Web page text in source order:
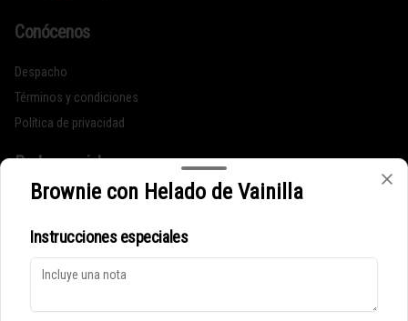
Conócenos
Despacho
Términos y condiciones
Política de privacidad
Redes sociales
Instagram
Mi cuenta
Iniciar sesión
Brownie con Helado de Vainilla
Instrucciones especiales